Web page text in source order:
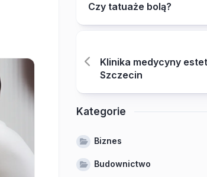
Czy tatuaże bolą?
Klinika medycyny
Szczecin
Kategorie
Biznes
Budownictwo